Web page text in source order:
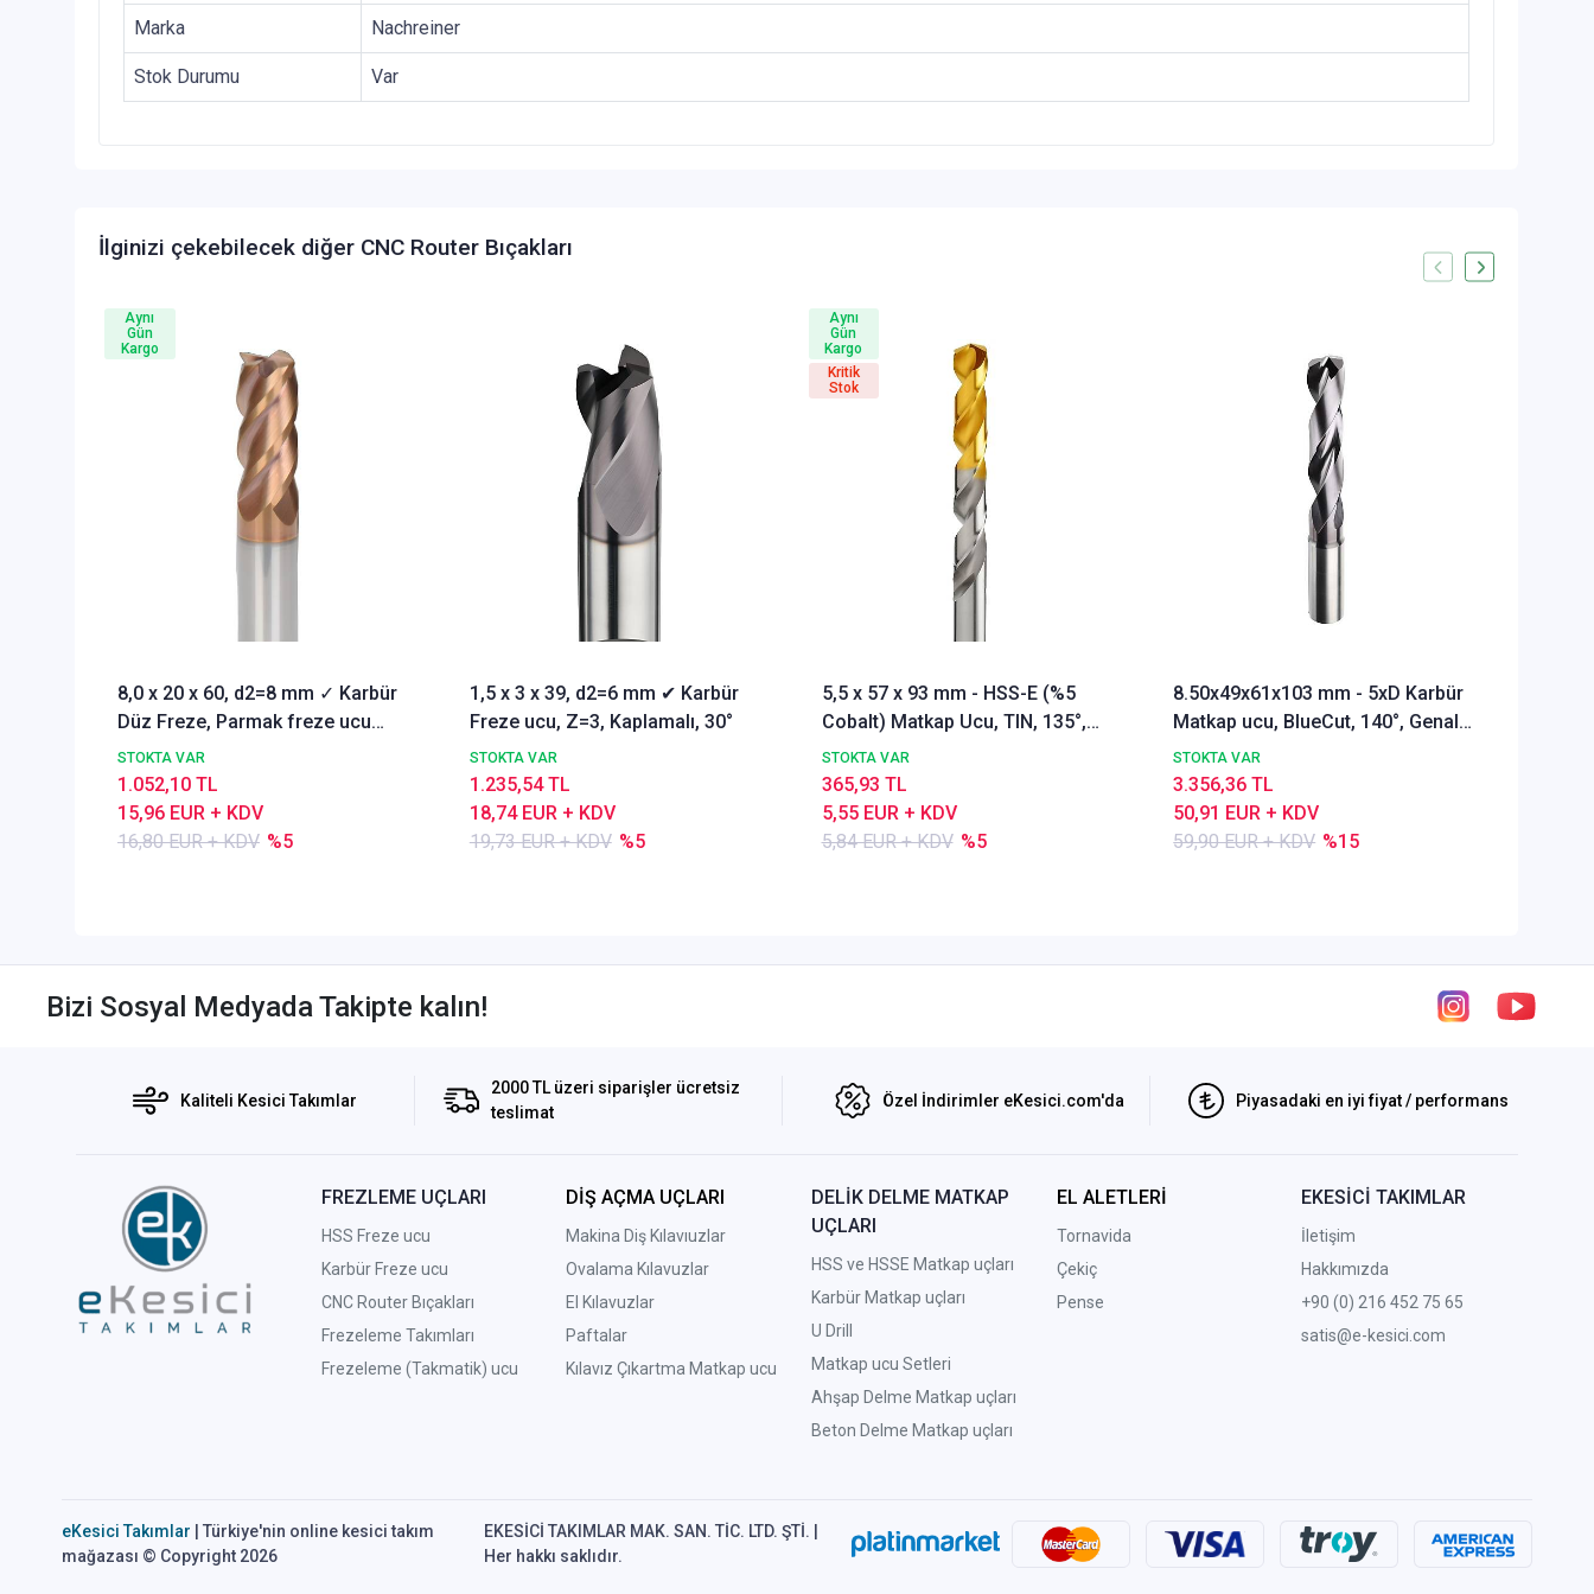
Marka Nachreiner
Stok Durumu Var
İlginizi çekebilecek diğer CNC Router Bıçakları
8,0 x 20 x 60, d2=8 mm ✓ Karbür
Düz Freze, Parmak freze ucu
Z=4,TiSiN Kaplamalı
STOKTA VAR
16,80 EUR + KDV %5
15,96 EUR + KDV
1.052,10 TL
Aynı
Gün
Kargo
1,5 x 3 x 39, d2=6 mm ✔ Karbür
Freze ucu, Z=3, Kaplamalı, 30°
STOKTA VAR
19,73 EUR + KDV %5
18,74 EUR + KDV
1.235,54 TL
5,5 x 57 x 93 mm - HSS-E (%5
Cobalt) Matkap Ucu, TIN, 135°,
DIN338 Delik Delme ucu,
Nachreiner
STOKTA VAR
5,84 EUR + KDV %5
5,55 EUR + KDV
365,93 TL
Aynı
Gün
Kargo
Kritik
Stok
8.50x49x61x103 mm - 5xD Karbür
Matkap ucu, BlueCut, 140°, Genal
amaçlı
STOKTA VAR
59,90 EUR + KDV %15
50,91 EUR + KDV
3.356,36 TL
Bizi Sosyal Medyada Takipte kalın!
Kaliteli Kesici Takımlar
2000 TL üzeri siparişler ücretsiz
teslimat
Özel İndirimler eKesici.com'da Piyasadaki en iyi fiyat / performans
FREZLEME UÇLARI
HSS Freze ucu
Karbür Freze ucu
CNC Router Bıçakları
Frezeleme Takımları
Frezeleme (Takmatik) ucu
DİŞ AÇMA UÇLARI
Makina Diş Kılavıuzlar
Ovalama Kılavuzlar
El Kılavuzlar
Paftalar
Kılavız Çıkartma Matkap ucu
DELİK DELME MATKAP
UÇLARI
HSS ve HSSE Matkap uçları
Karbür Matkap uçları
U Drill
Matkap ucu Setleri
Ahşap Delme Matkap uçları
Beton Delme Matkap uçları
EL ALETLERİ
Tornavida
Çekiç
Pense
EKESİCİ TAKIMLAR
İletişim
Hakkımızda
+90 (0) 216 452 75 65
satis@e-kesici.com
eKesici Takımlar | Türkiye'nin online kesici takım
mağazası © Copyright 2026
EKESİCİ TAKIMLAR MAK. SAN. TİC. LTD. ŞTİ. |
Her hakkı saklıdır.